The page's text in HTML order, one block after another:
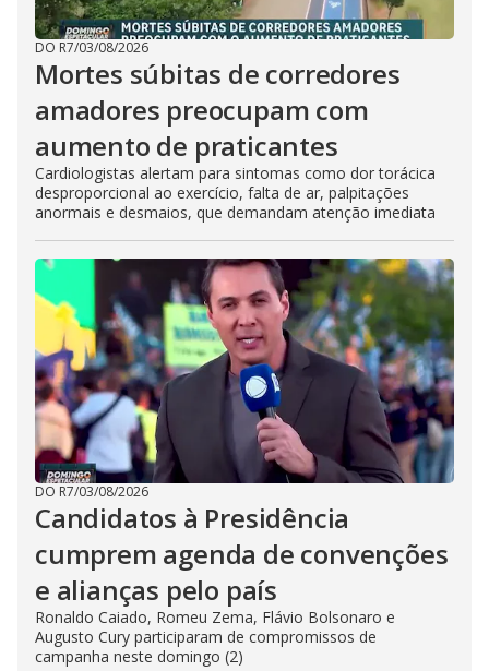
DO R7/03/08/2026
Mortes súbitas de corredores
amadores preocupam com
aumento de praticantes
Cardiologistas alertam para sintomas como dor torácica
desproporcional ao exercício, falta de ar, palpitações
anormais e desmaios, que demandam atenção imediata
DO R7/03/08/2026
Candidatos à Presidência
cumprem agenda de convenções
e alianças pelo país
Ronaldo Caiado, Romeu Zema, Flávio Bolsonaro e
Augusto Cury participaram de compromissos de
campanha neste domingo (2)